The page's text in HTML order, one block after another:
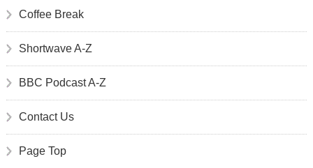
Coffee Break
Shortwave A-Z
BBC Podcast A-Z
Contact Us
Page Top